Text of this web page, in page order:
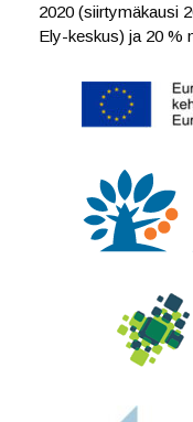
2020 (siirtymäkausi
Ely-keskus) ja 20 %